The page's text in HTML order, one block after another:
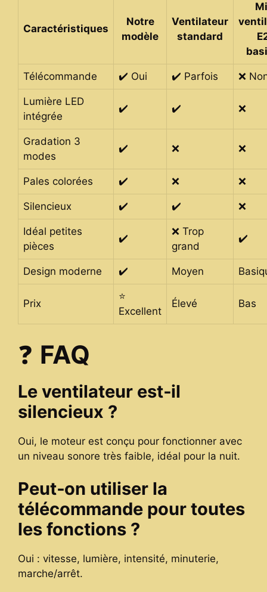
Caractéristiques
Notre
modèle
Ventilateur
standard
Télécommande ✔️ Oui ✔️ Parfois ❌
Lumière LED
intégrée
✔️ ✔️ ❌
Gradation 3
modes
✔️ ❌ ❌
Pales colorées ✔️ ❌ ❌
Silencieux ✔️ ✔️ ❌
Idéal petites
pièces
✔️
❌ Trop
grand
✔️
Design moderne ✔️ Moyen
Prix
⭐
Excellent
Élevé Bas
❓ FAQ
Le ventilateur est‑il
silencieux ?
Oui, le moteur est conçu pour fonctionner avec
un niveau sonore très faible, idéal pour la nuit.
Peut‑on utiliser la
télécommande pour toutes
les fonctions ?
Oui : vitesse, lumière, intensité, minuterie,
marche/arrêt.